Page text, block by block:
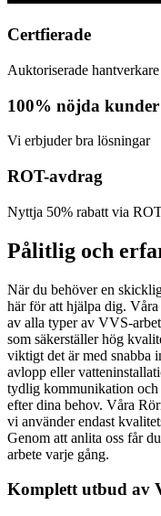
Certfierade
Auktoriserade hantverkare
100% nöjda kunder
Vi erbjuder bra lösningar
ROT-avdrag
Nyttja 50% rabatt via
Pålitlig och
När du behöver en
här för att hjälpa dig.
av alla typer av VVS-
som säkerställer hög
viktigt det är med snabba
avlopp eller
tydlig kommunikation och
efter dina behov. Våra
vi använder endast
Genom att anlita oss får
arbete varje gång.
Komplett utbud av